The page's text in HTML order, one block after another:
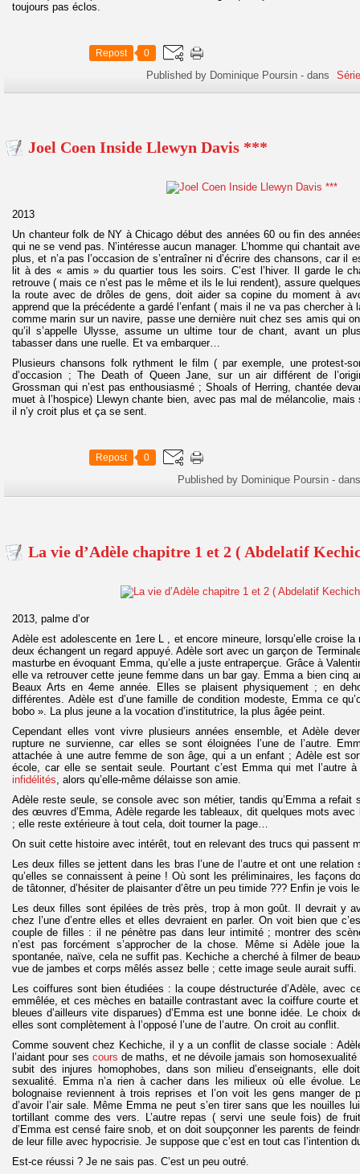
toujours pas éclos.
Repost 0
Published by Dominique Poursin -dans Série
Joel Coen Inside Llewyn Davis ***
2013
Un chanteur folk de NY à Chicago début des années 60 ou fin des
qui ne se vend pas. N’intéresse aucun manager. L’homme qui chantait
plus, et n’a pas l’occasion de s’entraîner ni d’écrire des chansons, car il
lit à des « amis » du quartier tous les soirs. C’est l’hiver. Il garde le
retrouve ( mais ce n’est pas le même et ils le lui rendent), assure
la route avec de drôles de gens, doit aider sa copine du moment à
apprend que la précédente a gardé l’enfant ( mais il ne va pas chercher à
comme marin sur un navire, passe une dernière nuit chez ses amis qui
qu’il s’appelle Ulysse, assume un ultime tour de chant, avant un
tabasser dans une ruelle. Et va embarquer…
Plusieurs chansons folk rythment le film ( par exemple, une protest-
d’occasion ; The Death of Queen Jane, sur un air différent de
Grossman qui n’est pas enthousiasmé ; Shoals of Herring, chantée
muet à l’hospice) Llewyn chante bien, avec pas mal de mélancolie,
il n’y croit plus et ça se sent.
Repost 0
Published by Dominique Poursin -
La vie d’Adèle chapitre 1 et 2 ( Abdelatif
2013, palme d’or
Adèle est adolescente en 1ere L , et encore mineure, lorsqu’elle croise la
deux échangent un regard appuyé. Adèle sort avec un garçon de
masturbe en évoquant Emma, qu’elle a juste entraperçue. Grâce à
elle va retrouver cette jeune femme dans un bar gay. Emma a bien cinq
Beaux Arts en 4eme année. Elles se plaisent physiquement ; en
différentes. Adèle est d’une famille de condition modeste, Emma ce
bobo ». La plus jeune a la vocation d’institutrice, la plus âgée peint.
Cependant elles vont vivre plusieurs années ensemble, et Adèle
rupture ne survienne, car elles se sont éloignées l’une de l’autre.
attachée à une autre femme de son âge, qui a un enfant ; Adèle est
école, car elle se sentait seule. Pourtant c’est Emma qui met l’autre
infidélités , alors qu’elle-même délaisse son amie.
Adèle reste seule, se console avec son métier, tandis qu’Emma a refait
des œuvres d’Emma, Adèle regarde les tableaux, dit quelques mots
; elle reste extérieure à tout cela, doit tourner la page…
On suit cette histoire avec intérêt, tout en relevant des trucs qui passent
Les deux filles se jettent dans les bras l’une de l’autre et ont une
qu’elles se connaissent à peine ! Où sont les préliminaires, les façons
de tâtonner, d’hésiter de plaisanter d’être un peu timide ??? Enfin je vois
Les deux filles sont épilées de très près, trop à mon goût. Il devrait y
chez l’une d’entre elles et elles devraient en parler. On voit bien que
couple de filles : il ne pénètre pas dans leur intimité ; montrer des
n’est pas forcément s’approcher de la chose. Même si Adèle joue la
spontanée, naïve, cela ne suffit pas. Kechiche a cherché à filmer de
vue de jambes et corps mêlés assez belle ; cette image seule aurait suffi.
Les coiffures sont bien étudiées : la coupe déstructurée d’Adèle, avec
emmêlée, et ces mèches en bataille contrastant avec la coiffure courte
bleues d’ailleurs vite disparues) d’Emma est une bonne idée. Le choix
elles sont complètement à l’opposé l’une de l’autre. On croit au conflit.
Comme souvent chez Kechiche, il y a un conflit de classe sociale :
l’aidant pour ses cours de maths, et ne dévoile jamais son homosexualité
subit des injures homophobes, dans son milieu d’enseignants, elle
sexualité. Emma n’a rien à cacher dans les milieux où elle évolue.
bolognaise reviennent à trois reprises et l’on voit les gens manger de
d’avoir l’air sale. Même Emma ne peut s’en tirer sans que les nouilles
tortillant comme des vers. L’autre repas ( servi une seule fois) de
d’Emma est censé faire snob, et on doit soupçonner les parents de
de leur fille avec hypocrisie. Je suppose que c’est en tout cas l’intention
Est-ce réussi ? Je ne sais pas. C’est un peu outré.